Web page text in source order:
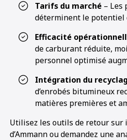
Tarifs du marché – Les
déterminent le potentiel
Efficacité
de carburant réduite,
personnel optimisé
Intégration du
d’enrobés bitumineux
matières premières et
Utilisez les outils de retour sur
d’Ammann ou demandez une